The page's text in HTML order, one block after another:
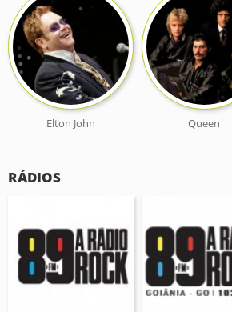
Elton John Queen
RÁDIOS